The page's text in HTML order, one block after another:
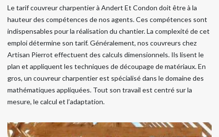
Le tarif couvreur charpentier à Andert Et Condon doit être à la
hauteur des compétences de nos agents. Ces compétences sont
indispensables pour la réalisation du chantier. La complexité de cet
emploi détermine son tarif. Généralement, nos couvreurs chez
Artisan Pierrot effectuent des calculs dimensionnels. Ils lisent le
plan et appliquent les techniques de découpage de matériaux. En
gros, un couvreur charpentier est spécialisé dans le domaine des
mathématiques appliquées. Tout son travail est centré sur la
mesure, le calcul et l’adaptation.